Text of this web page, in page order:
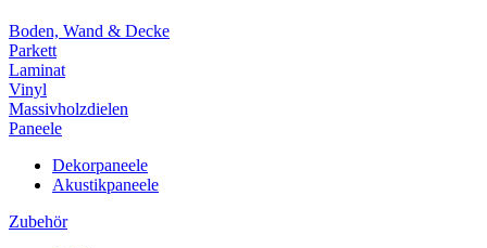
Boden, Wand & Decke
Parkett
Laminat
Vinyl
Massivholzdielen
Paneele
Dekorpaneele
Akustikpaneele
Zubehör